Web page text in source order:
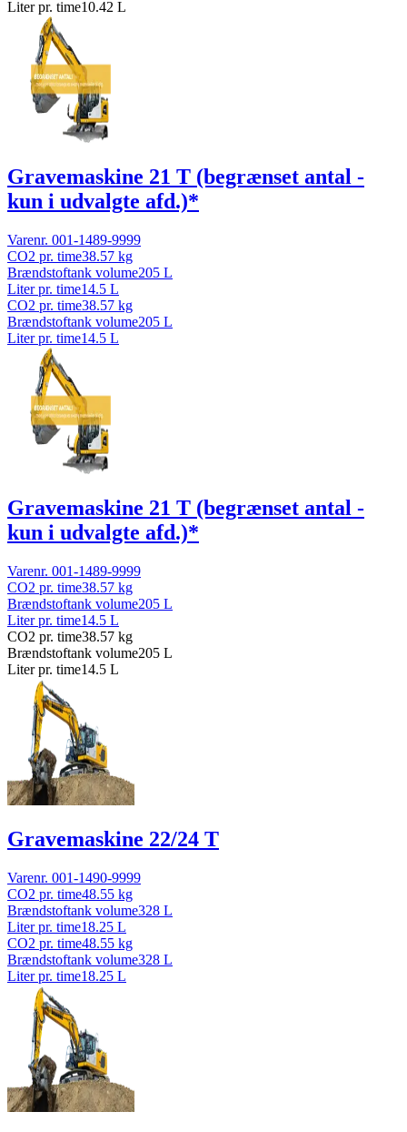
Liter pr. time10.42 L
Gravemaskine 21 T (begrænset antal -
kun i udvalgte afd.)*
Varenr. 001-1489-9999
CO2 pr. time38.57 kg
Brændstoftank volume205 L
Liter pr. time14.5 L
CO2 pr. time38.57 kg
Brændstoftank volume205 L
Liter pr. time14.5 L
Gravemaskine 21 T (begrænset antal -
kun i udvalgte afd.)*
Varenr. 001-1489-9999
CO2 pr. time38.57 kg
Brændstoftank volume205 L
Liter pr. time14.5 L
CO2 pr. time38.57 kg
Brændstoftank volume205 L
Liter pr. time14.5 L
Gravemaskine 22/24 T
Varenr. 001-1490-9999
CO2 pr. time48.55 kg
Brændstoftank volume328 L
Liter pr. time18.25 L
CO2 pr. time48.55 kg
Brændstoftank volume328 L
Liter pr. time18.25 L